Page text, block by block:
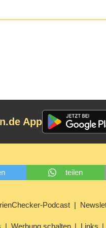
App
teilen
Podcast